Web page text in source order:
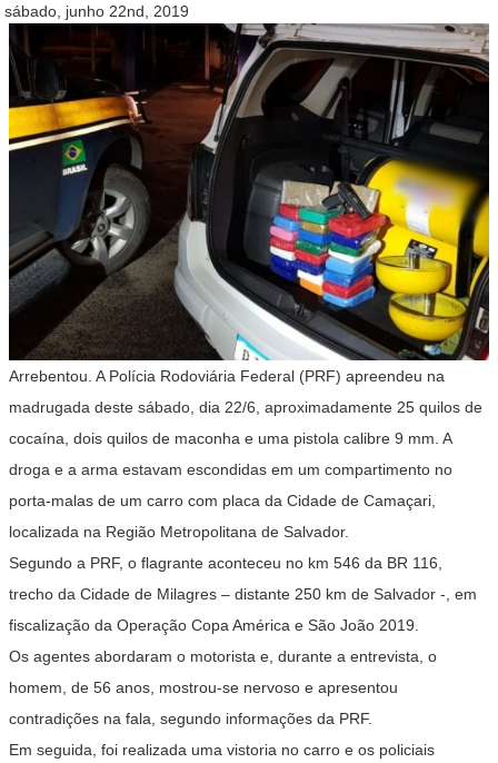
sábado, junho 22nd, 2019
Arrebentou. A Polícia Rodoviária Federal (PRF) apreendeu na
madrugada deste sábado, dia 22/6, aproximadamente 25 quilos de
cocaína, dois quilos de maconha e uma pistola calibre 9 mm. A
droga e a arma estavam escondidas em um compartimento no
porta-malas de um carro com placa da Cidade de Camaçari,
localizada na Região Metropolitana de Salvador.
Segundo a PRF, o flagrante aconteceu no km 546 da BR 116,
trecho da Cidade de Milagres – distante 250 km de Salvador -, em
fiscalização da Operação Copa América e São João 2019.
Os agentes abordaram o motorista e, durante a entrevista, o
homem, de 56 anos, mostrou-se nervoso e apresentou
contradições na fala, segundo informações da PRF.
Em seguida, foi realizada uma vistoria no carro e os policiais